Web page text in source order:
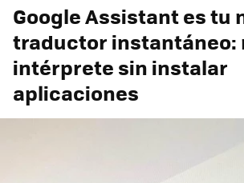
Google Assistant es tu
traductor instantáneo:
intérprete sin instalar
aplicaciones